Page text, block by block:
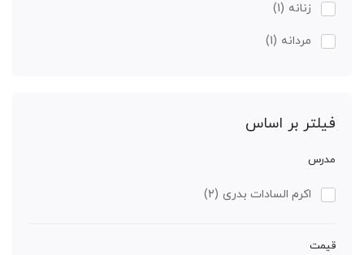
زنانه (1)
مردانه (1)
فیلتر بر اساس
مدرس
اکرم السادات بدری (2)
قیمت